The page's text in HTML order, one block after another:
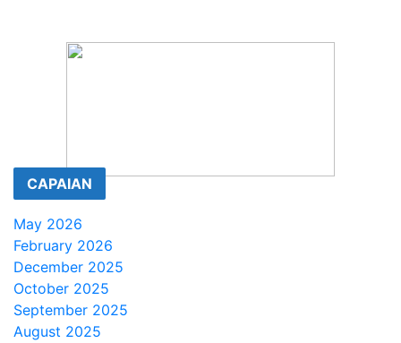
CAPAIAN
May 2026
February 2026
December 2025
October 2025
September 2025
August 2025